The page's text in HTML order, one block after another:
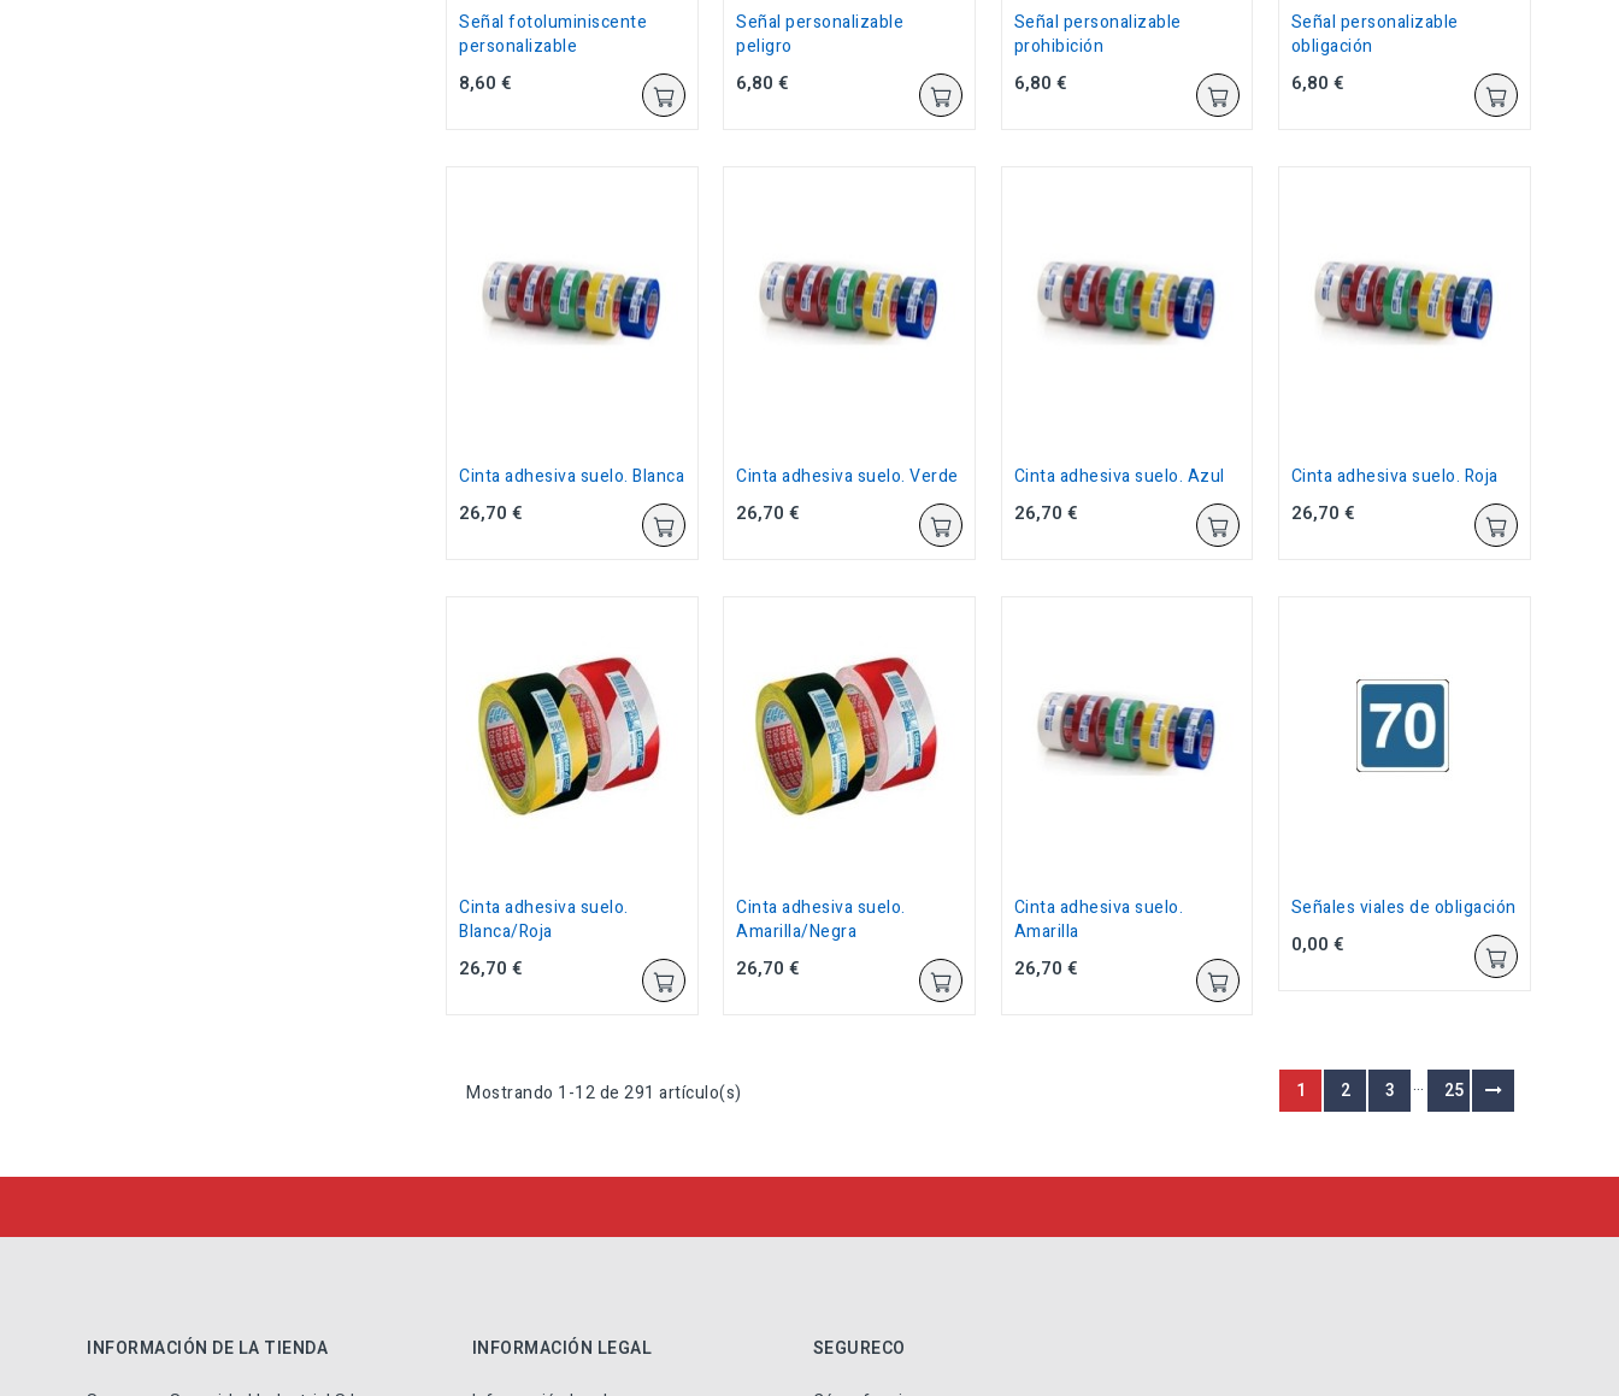
Señal fotoluminiscente
personalizable
8,60 €
Señal personalizable
peligro
6,80 €
Señal personalizable
prohibición
6,80 €
Señal personalizable
obligación
6,80 €
Cinta adhesiva suelo. Blanca
26,70 €
Cinta adhesiva suelo. Verde
26,70 €
Cinta adhesiva suelo. Azul
26,70 €
Cinta adhesiva suelo. Roja
26,70 €
Cinta adhesiva suelo.
Blanca/Roja
26,70 €
Cinta adhesiva suelo.
Amarilla/Negra
26,70 €
Cinta adhesiva suelo.
Amarilla
26,70 €
Señales viales de obligación
0,00 €
Mostrando 1-12 de 291 artículo(s) 1 2 3 … 25
INFORMACIÓN DE LA TIENDA INFORMACIÓN LEGAL SEGURECO